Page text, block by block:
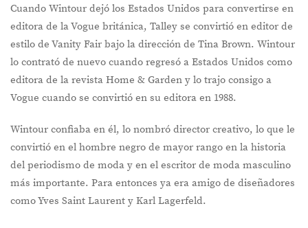
Cuando Wintour dejó los Estados Unidos para convertirse en
editora de la Vogue británica, Talley se convirtió en editor de
estilo de Vanity Fair bajo la dirección de Tina Brown. Wintour
lo contrató de nuevo cuando regresó a Estados Unidos como
editora de la revista Home & Garden y lo trajo consigo a
Vogue cuando se convirtió en su editora en 1988.
Wintour confiaba en él, lo nombró director creativo, lo que le
convirtió en el hombre negro de mayor rango en la historia
del periodismo de moda y en el escritor de moda masculino
más importante. Para entonces ya era amigo de diseñadores
como Yves Saint Laurent y Karl Lagerfeld.